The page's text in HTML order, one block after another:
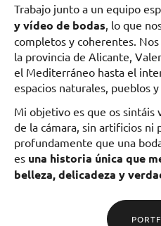
Trabajo junto a un equipo
y vídeo de bodas , lo que
completos y coherentes.
la provincia de Alicante,
el Mediterráneo hasta el
espacios naturales, pueblos y
Mi objetivo es que os sintáis
de la cámara, sin artificios ni
profundamente que una
es una historia única que
belleza, delicadeza y